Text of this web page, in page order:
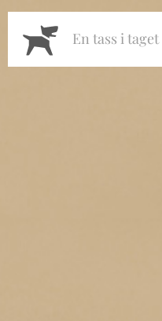
En tass i taget